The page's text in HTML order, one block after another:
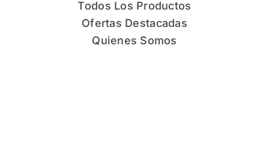
Todos Los Productos
Ofertas Destacadas
Quienes Somos